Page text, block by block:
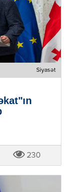
Siyasət
230